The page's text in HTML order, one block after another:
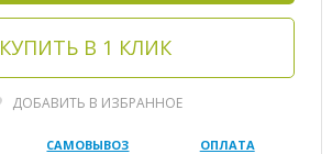
КУПИТЬ В 1 КЛИК
ДОБАВИТЬ В ИЗБРАННОЕ
САМОВЫВОЗ ОПЛАТА